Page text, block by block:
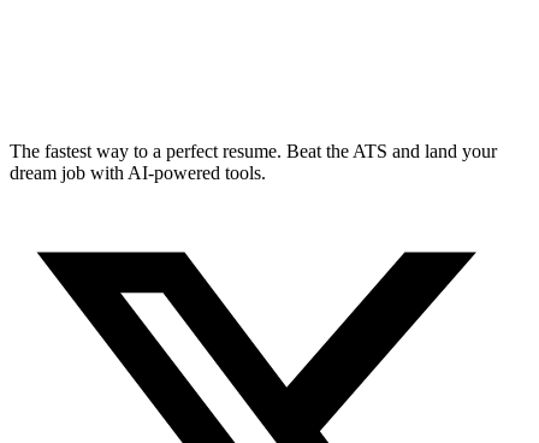
The fastest way to a perfect resume. Beat the ATS and land your
dream job with AI-powered tools.